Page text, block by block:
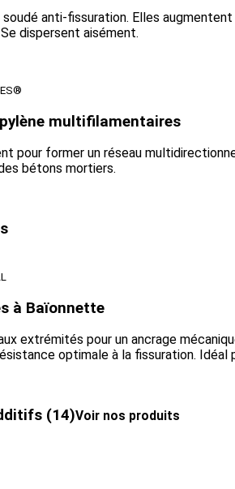
anti-fissuration. Elles
dispersent aisément.
multifilamentaires
pour former un réseau
bétons mortiers.
à Baïonnette
extrémités pour un ancrage
optimale à la fissuration. Idéal
(14)Voir nos produits